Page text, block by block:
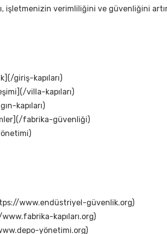
işletmenizin verimliliğini ve güvenliğini
giriş-kapıları)
villa-kapıları)
kapıları)
fabrika-güvenliği)
www.endüstriyel-güvenlik.org)
kapıları.org)
yönetimi.org)